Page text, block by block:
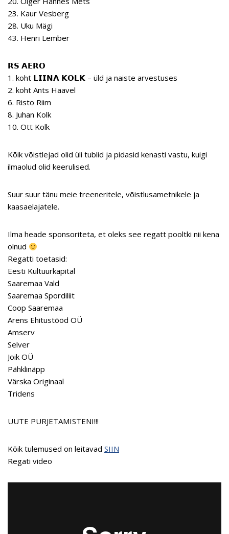
23. Kaur Vesberg
28. Uku Mägi
43. Henri Lember
𝗥𝗦 𝗔𝗘𝗥𝗢
1. koht 𝗟𝗜𝗜𝗡𝗔 𝗞𝗢𝗟𝗞 – üld ja naiste arvestuses
2. koht Ants Haavel
6. Risto Riim
8. Juhan Kolk
10. Ott Kolk
Kõik võistlejad olid üli tublid ja pidasid kenasti vastu, kuigi
ilmaolud olid keerulised.
Suur suur tänu meie treeneritele, võistlusametnikele ja
kaasaelajatele.
Ilma heade sponsoriteta, et oleks see regatt pooltki nii kena
olnud
Regatti toetasid:
Eesti Kultuurkapital
Saaremaa Vald
Saaremaa Spordiliit
Coop Saaremaa
Arens Ehitustööd OÜ
Amserv
Selver
Joik OÜ
Pähklinäpp
Värska Originaal
Tridens
UUTE PURJETAMISTENI!!!
Kõik tulemused on leitavad SIIN
Regati video